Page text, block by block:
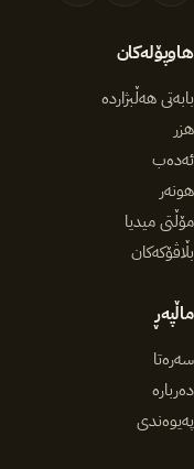
هاوپۆلەکان
بابەتی هەڵبژاردە
هزر
ئەدەب
هونەر
مۆڵتی میدیا
بڵاڤۆکەکان
ماڵپەڕ
سەرەتا
دەربارە
پەیوەندی